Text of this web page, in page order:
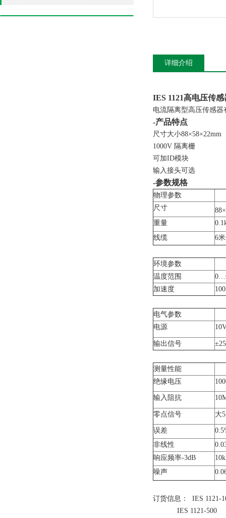
详细介绍
IES 1121高电压传感
电流隔离型高压传感
-产品特点
尺寸大小88×58×22mm
1000V 隔离栅
可加ID模块
输入接头可选
-参数规格
物理参数
尺寸
重量
线缆
6
环境参数
温度范围
加速度
电气参数
电源
输出信号
测量性能
绝缘电压
输入阻抗
零点信号 大
误差
非线性
响应频率-3dB
噪声
订货信息： IES 1121-
IES 1121-500